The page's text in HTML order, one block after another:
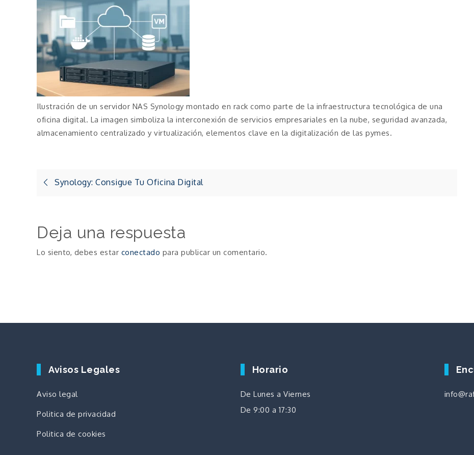
Ilustración de un servidor NAS Synology montado en rack como parte de la infraestructura tecnológica de una
oficina digital. La imagen simboliza la interconexión de servicios empresariales en la nube, seguridad avanzada,
almacenamiento centralizado y virtualización, elementos clave en la digitalización de las pymes.
Navegación
entradas
Synology: Consigue Tu Oficina Digital
Deja una respuesta
Lo siento, debes estar conectado para publicar un comentario.
Avisos Legales
Aviso legal
Politica de privacidad
Politica de cookies
Horario
De Lunes a Viernes
De 9:00 a 17:30